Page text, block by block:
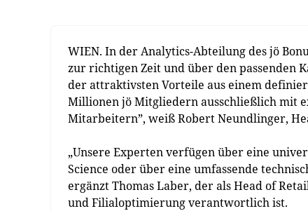
WIEN. In der Analytics-Abteilung des jö
zur richtigen Zeit und über den passenden
der attraktivsten Vorteile aus einem
Millionen jö Mitgliedern ausschließlich mit
Mitarbeitern”, weiß Robert Neundlinger,
„Unsere Experten verfügen über eine
Science oder über eine umfassende
ergänzt Thomas Laber, der als Head of
und Filial­optimierung verantwortlich ist.